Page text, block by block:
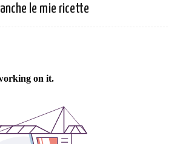
anche le mie ricette